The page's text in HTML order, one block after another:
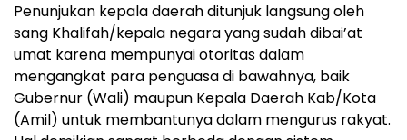
Penunjukan kepala daerah ditunjuk langsung oleh
sang Khalifah/kepala negara yang sudah dibai’at
umat karena mempunyai otoritas dalam
mengangkat para penguasa di bawahnya, baik
Gubernur (Wali) maupun Kepala Daerah Kab/Kota
(Amil) untuk membantunya dalam mengurus rakyat.